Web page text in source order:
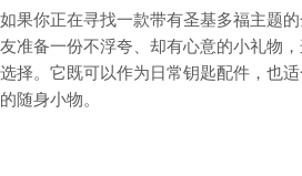
如果你正在寻找一款带有圣基多福主题
友准备一份不浮夸、却有心意的小礼物
选择。它既可以作为日常钥匙配件，也
的随身小物。